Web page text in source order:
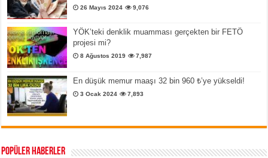
26 Mayıs 2024 9,076
YÖK’teki denklik muamması gerçekten bir FETÖ
projesi mi?
8 Ağustos 2019 7,987
En düşük memur maaşı 32 bin 960 ₺’ye yükseldi!
3 Ocak 2024 7,893
Popüler Haberler